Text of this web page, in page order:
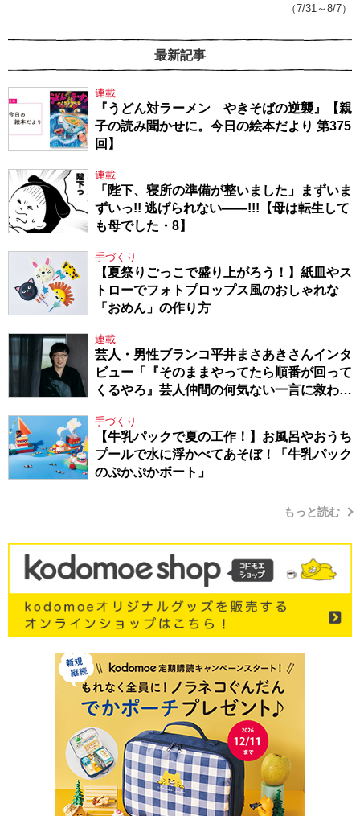
（7/31～8/7）
最新記事
連載
『うどん対ラーメン やきそばの逆襲』【親
子の読み聞かせに。今日の絵本だより 第375
回】
連載
「陛下、寝所の準備が整いました」まずいま
ずいっ!! 逃げられない――!!!【母は転生して
も母でした・8】
手づくり
【夏祭りごっこで盛り上がろう！】紙皿やス
トローでフォトプロップス風のおしゃれな
「おめん」の作り方
連載
芸人・男性ブランコ平井まさあきさんインタ
ビュー「『そのままやってたら順番が回って
くるやろ』芸人仲間の何気ない一言に救われ
手づくり
【牛乳パックで夏の工作！】お風呂やおうち
プールで水に浮かべてあそぼ！「牛乳パック
のぷかぷかボート」
もっと読む